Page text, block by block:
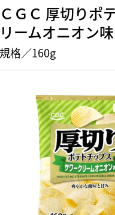
ＣＧＣ 厚切りポ
リームオニオン味
規格／160g